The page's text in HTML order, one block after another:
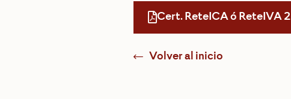
Cert. ReteICA ó ReteIVA 2
Volver al inicio